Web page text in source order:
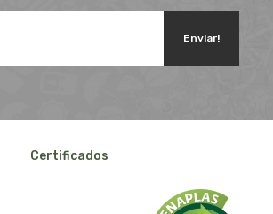
Enviar!
Certificados